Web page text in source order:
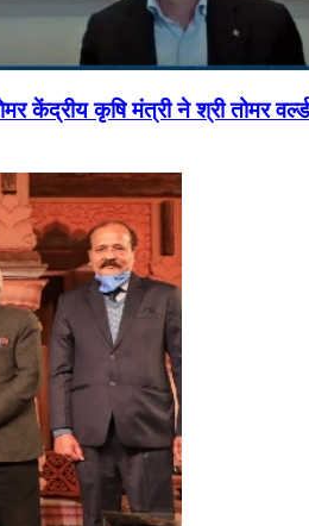
केंद्रीय कृषि मंत्री ने श्री तोमर